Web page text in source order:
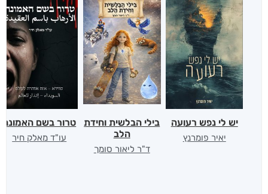
יש לי נפש רעועה
יאיר פומרנץ
בילי הבלשית וחידת
הלב
ד"ר ליאור סומך
טרור בשם האמונה
עו"ד מאלק חיר